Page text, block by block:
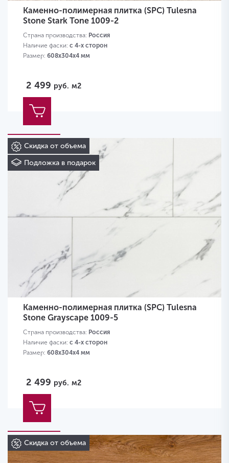
Каменно-полимерная плитка (SPC) Tulesna
Stone Stark Tone 1009-2
Страна производства: Россия
Наличие фаски: с 4-х сторон
Размер: 608х304х4 мм
2 499 руб. м2
Скидка от объема
Подложка в подарок
Каменно-полимерная плитка (SPC) Tulesna
Stone Grayscape 1009-5
Страна производства: Россия
Наличие фаски: с 4-х сторон
Размер: 608х304х4 мм
2 499 руб. м2
Скидка от объема